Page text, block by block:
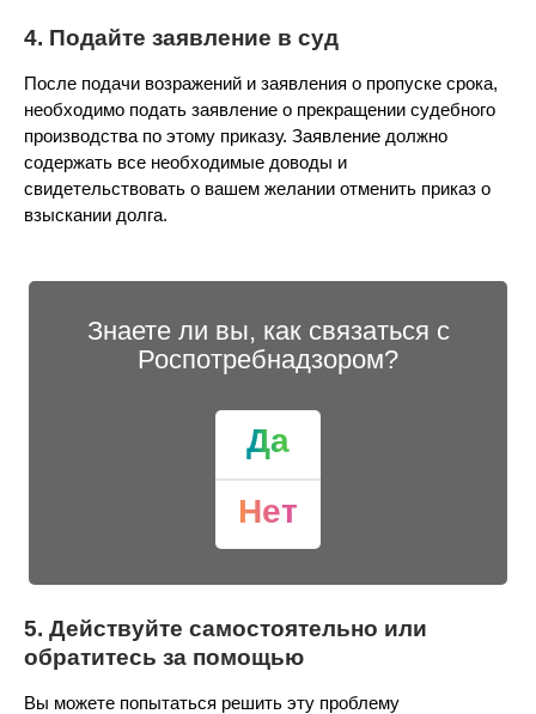
4. Подайте заявление в суд
После подачи возражений и заявления о пропуске срока,
необходимо подать заявление о прекращении судебного
производства по этому приказу. Заявление должно
содержать все необходимые доводы и
свидетельствовать о вашем желании отменить приказ о
взыскании долга.
Знаете ли вы, как связаться с
Роспотребнадзором?
Да
Нет
5. Действуйте самостоятельно или
обратитесь за помощью
Вы можете попытаться решить эту проблему